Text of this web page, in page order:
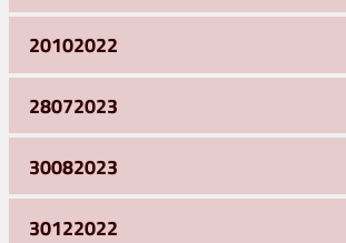
20102022
28072023
30082023
30122022